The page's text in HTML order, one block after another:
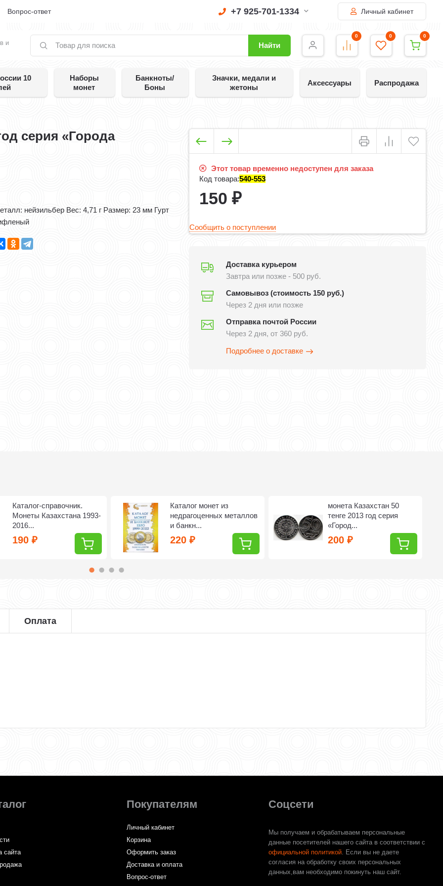
Вопрос-ответ +7 925-701-1334 Личный кабинет
и Найти
0 0 0
10
Наборы
монет
Банкноты/
Боны
Значки, медали и
жетоны
Аксессуары Распродажа
серия «Города
нейзильбер Вес: 4,71 г Размер: 23 мм Гурт
Этот товар временно недоступен для заказа
Код товара:540-553
150 ₽
Сообщить о поступлении
Доставка курьером
Завтра или позже - 500 руб.
Самовывоз (стоимость 150 руб.)
Через 2 дня или позже
Отправка почтой России
Через 2 дня, от 360 руб.
Подробнее о доставке
Каталог-справочник.
Монеты Казахстана 1993-
2016...
190₽
Каталог монет из
недрагоценных металлов
и банкн...
220₽
монета Казахстан 50
тенге 2013 год серия
«Город...
200₽
Оплата
сайта
Покупателям
Личный кабинет
Корзина
Оформить заказ
Доставка и оплата
Вопрос-ответ
Соцсети
Мы получаем и обрабатываем персональные
данные посетителей нашего сайта в соответствии с
официальной политикой. Если вы не даете
согласия на обработку своих персональных
данных,вам необходимо покинуть наш сайт.